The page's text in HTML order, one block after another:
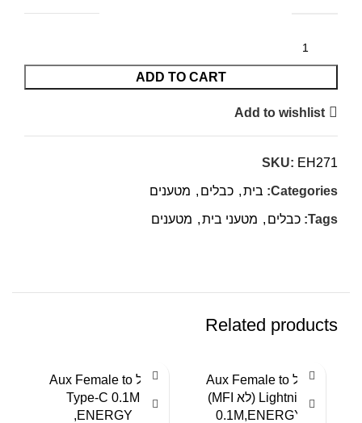
ADD TO CART
Add to wishlist
SKU: EH271
Categories: בית, כבלים , מטענים
Tags: כבלים , מטעני בית, מטענים
Related products
כבל Aux Female to
Lightning (לא MFI)
0.1M,ENERGY
כבל Aux Female to
Type-C 0.1M
,ENERGY